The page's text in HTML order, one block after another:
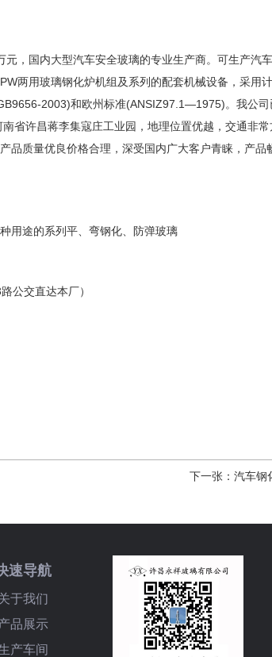
国内大型汽车安全玻璃的专业生产商。可生产汽
两用玻璃钢化炉机组及系列的配套机械设备，采用
2003)和欧州标准(ANSIZ97.1—1975)。我公
省许昌蒋李集寇庄工业园，地理位置优越，交通非
品质量优良价格合理，深受国内广大客户青睐，产
途的系列平、弯钢化、防弹玻璃
交直达本厂）
下一张： 汽车钢
速导航
于我们
品展示
产车间